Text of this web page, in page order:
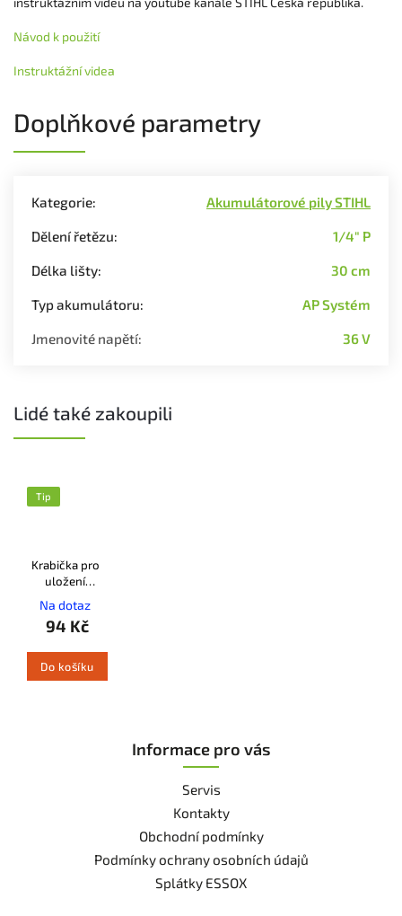
Návod k použití
Instruktážní videa
Doplňkové parametry
Kategorie: Akumulátorové pily STIHL
Dělení řetězu: 1/4" P
Délka lišty: 30 cm
Typ akumulátoru: AP Systém
Jmenovité napětí: 36 V
Lidé také zakoupili
Tip
Krabička pro
uložení
pilových
řetězů STIHL
Na dotaz
94 Kč
Do košíku
Informace pro vás
Servis
Kontakty
Obchodní podmínky
Podmínky ochrany osobních údajů
Splátky ESSOX